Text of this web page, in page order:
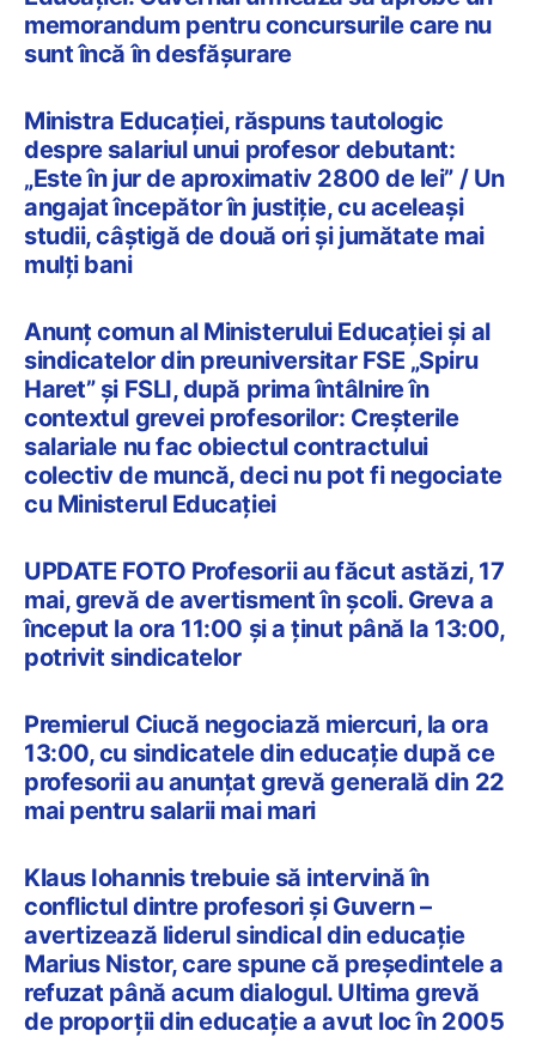
memorandum pentru concursurile care nu
sunt încă în desfășurare
Ministra Educației, răspuns tautologic
despre salariul unui profesor debutant:
„Este în jur de aproximativ 2800 de lei” / Un
angajat începător în justiție, cu aceleași
studii, câștigă de două ori și jumătate mai
mulți bani
Anunț comun al Ministerului Educației și al
sindicatelor din preuniversitar FSE „Spiru
Haret” și FSLI, după prima întâlnire în
contextul grevei profesorilor: Creșterile
salariale nu fac obiectul contractului
colectiv de muncă, deci nu pot fi negociate
cu Ministerul Educației
UPDATE FOTO Profesorii au făcut astăzi, 17
mai, grevă de avertisment în școli. Greva a
început la ora 11:00 și a ținut până la 13:00,
potrivit sindicatelor
Premierul Ciucă negociază miercuri, la ora
13:00, cu sindicatele din educație după ce
profesorii au anunțat grevă generală din 22
mai pentru salarii mai mari
Klaus Iohannis trebuie să intervină în
conflictul dintre profesori și Guvern –
avertizează liderul sindical din educație
Marius Nistor, care spune că președintele a
refuzat până acum dialogul. Ultima grevă
de proporții din educație a avut loc în 2005